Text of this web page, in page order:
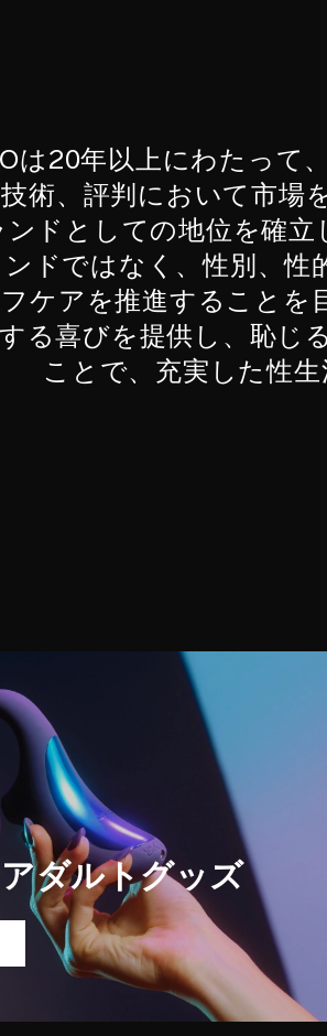
は20年以上にわたって
術、評判において市場
ンドとしての地位を確
ドではなく、性別、性
ケアを推進することを
る喜びを提供し、恥じ
ことで、充実した性
ダルトグッズ